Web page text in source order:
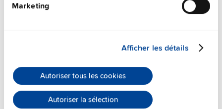
Marketing
Afficher les détails
Autoriser tous les cookies
Autoriser la sélection
ZM13.SIDE